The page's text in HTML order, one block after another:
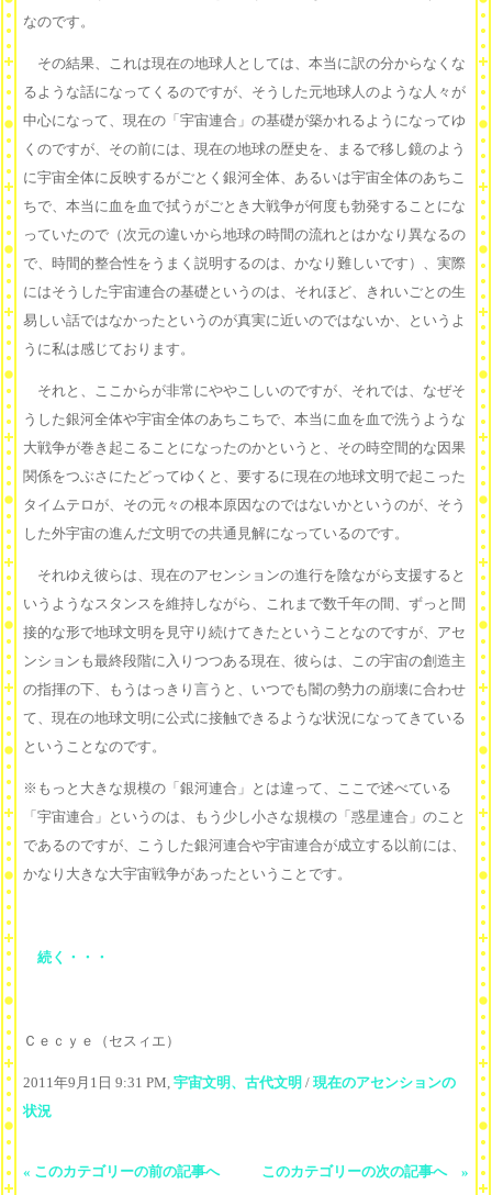
なのです。
その結果、これは現在の地球人としては、本当に訳の分からなくな
るような話になってくるのですが、そうした元地球人のような人々が
中心になって、現在の「宇宙連合」の基礎が築かれるようになってゆ
くのですが、その前には、現在の地球の歴史を、まるで移し鏡のよう
に宇宙全体に反映するがごとく銀河全体、あるいは宇宙全体のあちこ
ちで、本当に血を血で拭うがごとき大戦争が何度も勃発することにな
っていたので（次元の違いから地球の時間の流れとはかなり異なるの
で、時間的整合性をうまく説明するのは、かなり難しいです）、実際
にはそうした宇宙連合の基礎というのは、それほど、きれいごとの生
易しい話ではなかったというのが真実に近いのではないか、というよ
うに私は感じております。
それと、ここからが非常にややこしいのですが、それでは、なぜそ
うした銀河全体や宇宙全体のあちこちで、本当に血を血で洗うような
大戦争が巻き起こることになったのかというと、その時空間的な因果
関係をつぶさにたどってゆくと、要するに現在の地球文明で起こった
タイムテロが、その元々の根本原因なのではないかというのが、そう
した外宇宙の進んだ文明での共通見解になっているのです。
それゆえ彼らは、現在のアセンションの進行を陰ながら支援すると
いうようなスタンスを維持しながら、これまで数千年の間、ずっと間
接的な形で地球文明を見守り続けてきたということなのですが、アセ
ンションも最終段階に入りつつある現在、彼らは、この宇宙の創造主
の指揮の下、もうはっきり言うと、いつでも闇の勢力の崩壊に合わせ
て、現在の地球文明に公式に接触できるような状況になってきている
ということなのです。
※もっと大きな規模の「銀河連合」とは違って、ここで述べている
「宇宙連合」というのは、もう少し小さな規模の「惑星連合」のこと
であるのですが、こうした銀河連合や宇宙連合が成立する以前には、
かなり大きな大宇宙戦争があったということです。
続く・・・
Ｃｅｃｙｅ（セスィエ）
2011年9月1日 9:31 PM, 宇宙文明、古代文明 / 現在のアセンションの
状況
« このカテゴリーの前の記事へ このカテゴリーの次の記事へ »